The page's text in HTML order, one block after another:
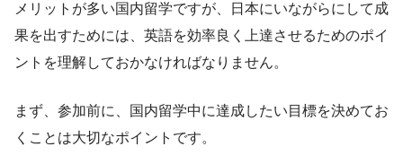
メリットが多い国内留学ですが、日本にいながらにして成
果を出すためには、英語を効率良く上達させるためのポイ
ントを理解しておかなければなりません。
まず、参加前に、国内留学中に達成したい目標を決めてお
くことは大切なポイントです。